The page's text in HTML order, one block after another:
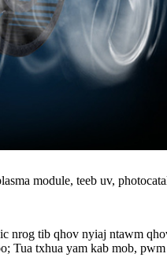
module, teeb uv,
nrog tib qhov nyiaj ntawm
Tua txhua yam kab mob,